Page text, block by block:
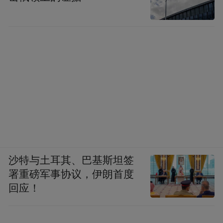
沙特与土耳其、巴基斯坦签
署重磅军事协议，伊朗首度
回应！